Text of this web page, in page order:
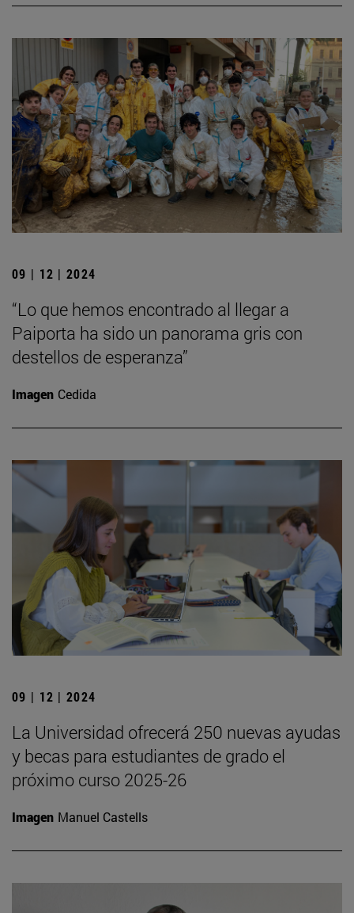
09 | 12 | 2024
“Lo que hemos encontrado al llegar a
Paiporta ha sido un panorama gris con
destellos de esperanza”
Imagen Cedida
09 | 12 | 2024
La Universidad ofrecerá 250 nuevas ayudas
y becas para estudiantes de grado el
próximo curso 2025-26
Imagen Manuel Castells